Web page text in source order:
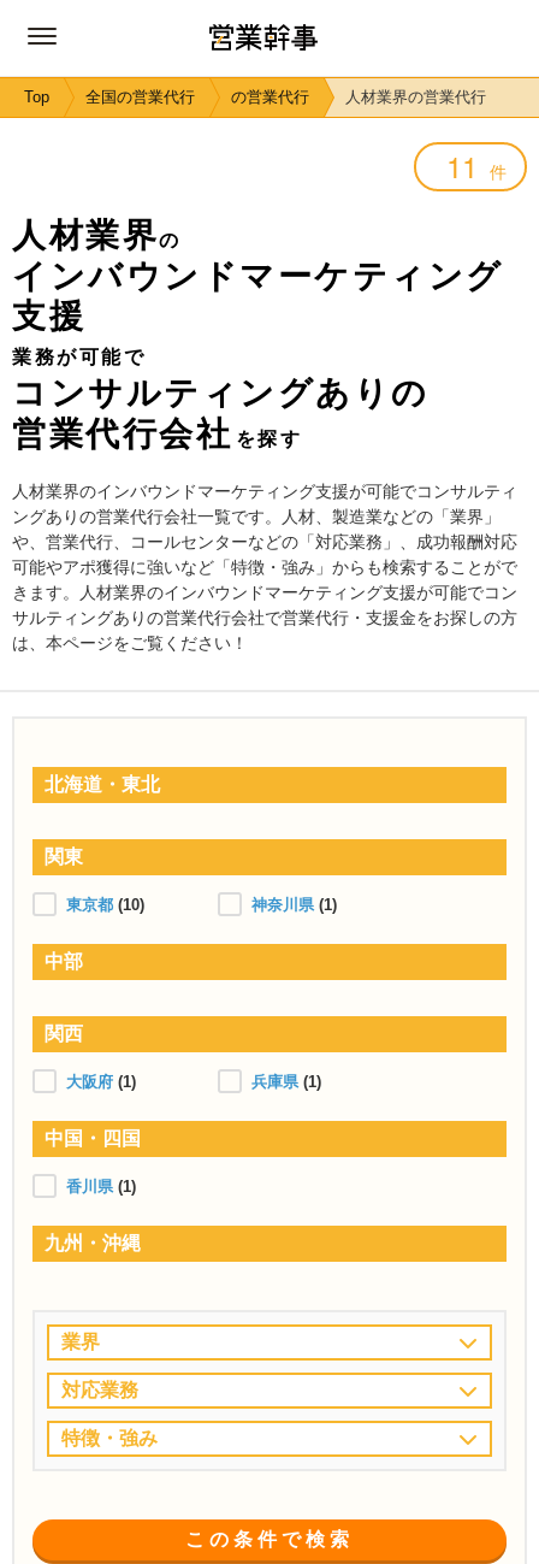
Top 全国の営業代行 の営業代行 人材業界の営業代行
11 件
人材業界の
インバウンドマーケティング
支援
業務が可能で
コンサルティングありの
営業代行会社 を探す
人材業界のインバウンドマーケティング支援が可能でコンサルティ
ングありの営業代行会社一覧です。人材、製造業などの「業界」
や、営業代行、コールセンターなどの「対応業務」、成功報酬対応
可能やアポ獲得に強いなど「特徴・強み」からも検索することがで
きます。人材業界のインバウンドマーケティング支援が可能でコン
サルティングありの営業代行会社で営業代行・支援金をお探しの方
は、本ページをご覧ください！
北海道・東北
関東
東京都 (10) 神奈川県 (1)
中部
関西
大阪府 (1) 兵庫県 (1)
中国・四国
香川県 (1)
九州・沖縄
業界
対応業務
特徴・強み
この条件で検索